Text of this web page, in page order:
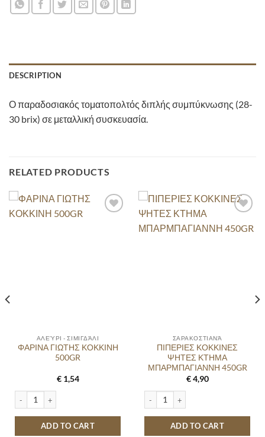
DESCRIPTION
Ο παραδοσιακός τοματοπολτός διπλής συμπύκνωσης (28-
30 brix) σε μεταλλική συσκευασία.
RELATED PRODUCTS
ΑΛΕΎΡΙ - ΣΙΜΙΓΔΆΛΙ
ΦΑΡΙΝΑ ΓΙΩΤΗΣ ΚΟΚΚΙΝΗ
500GR
€1,54
ΦΑΡΙΝΑ ΓΙΩΤΗΣ ΚΟΚΚΙΝΗ 500GR quantity
ADD TO CART
ΣΑΡΑΚΟΣΤΙΑΝΆ
ΠΙΠΕΡΙΕΣ ΚΟΚΚΙΝΕΣ
ΨΗΤΕΣ ΚΤΗΜΑ
ΜΠΑΡΜΠΑΓΙΑΝΝΗ 450GR
€4,90
ΠΙΠΕΡΙΕΣ ΚΟΚΚΙΝΕΣ ΨΗΤΕΣ
ADD TO CART